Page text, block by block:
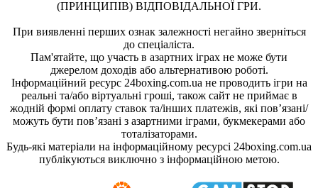
(ПРИНЦИПІВ) ВІДПОВІДАЛЬНОЇ ГРИ.
При виявленні перших ознак залежності негайно зверніться
до спеціаліста.
Пам'ятайте, що участь в азартних іграх не може бути
джерелом доходів або альтернативою роботі.
Інформаційний ресурс 24boxing.com.ua не проводить ігри на
реальні та/або віртуальні гроші, також сайт не приймає в
жодній формі оплату ставок та/інших платежів, які пов’язані/
можуть бути пов’язані з азартними іграми, букмекерами або
тоталізаторами.
Будь-які матеріали на інформаційному ресурсі 24boxing.com.ua
публікуються виключно з інформаційною метою.